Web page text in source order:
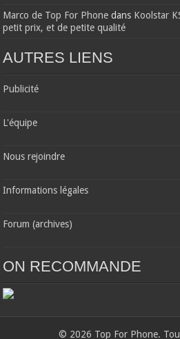
Marco de Top For Phone dans Koolstar
petit prix, et de petite qualité
AUTRES LIENS
Publicité
L'équipe
Nous rejoindre
Informations légales
Forum (archives)
ON RECOMMANDE
© 2026 Top For Phone.